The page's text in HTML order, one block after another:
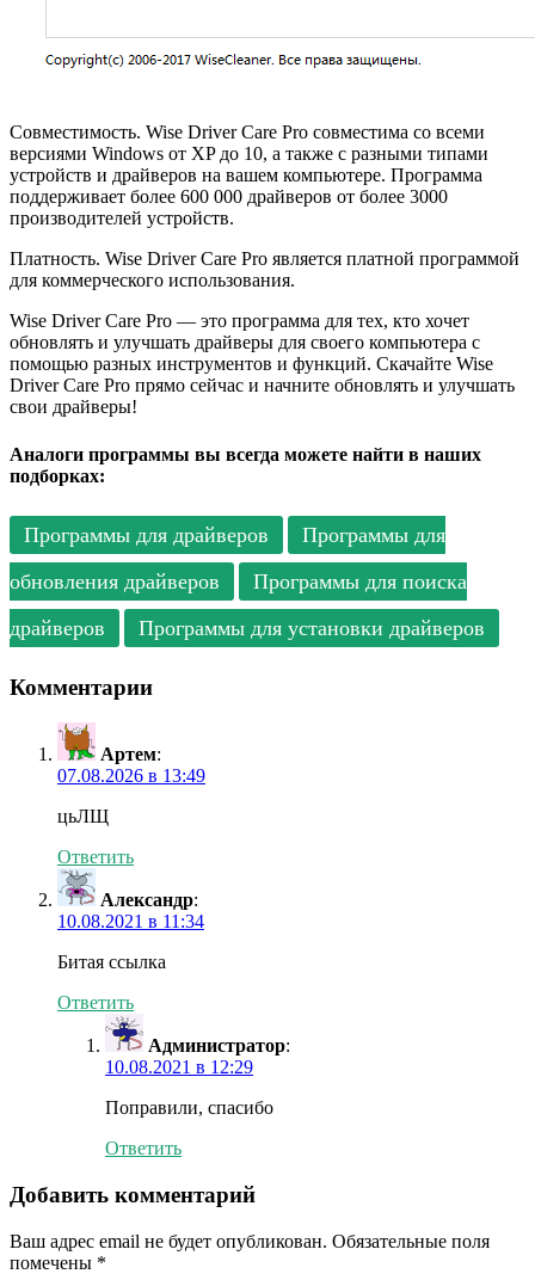
Совместимость. Wise Driver Care Pro совместима со всеми
версиями Windows от XP до 10, а также с разными типами
устройств и драйверов на вашем компьютере. Программа
поддерживает более 600 000 драйверов от более 3000
производителей устройств.
Платность. Wise Driver Care Pro является платной программой
для коммерческого использования.
Wise Driver Care Pro — это программа для тех, кто хочет
обновлять и улучшать драйверы для своего компьютера с
помощью разных инструментов и функций. Скачайте Wise
Driver Care Pro прямо сейчас и начните обновлять и улучшать
свои драйверы!
Аналоги программы вы всегда можете найти в наших
подборках:
Программы для драйверов
Программы для
обновления драйверов
Программы для поиска
драйверов
Программы для установки драйверов
Комментарии
Артем:
07.08.2026 в 13:49
цьЛЩ
Ответить
Александр:
10.08.2021 в 11:34
Битая ссылка
Ответить
Администратор:
10.08.2021 в 12:29
Поправили, спасибо
Ответить
Добавить комментарий
Ваш адрес email не будет опубликован. Обязательные поля
помечены *